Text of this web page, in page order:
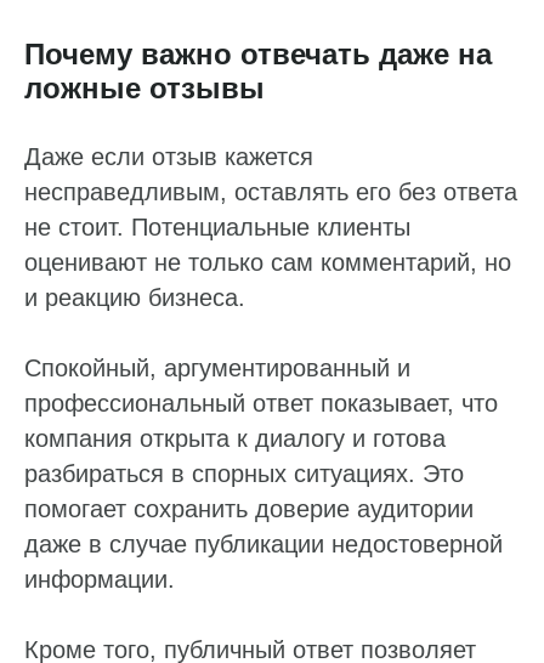
Почему важно отвечать даже на
ложные отзывы
Даже если отзыв кажется
несправедливым, оставлять его без ответа
не стоит. Потенциальные клиенты
оценивают не только сам комментарий, но
и реакцию бизнеса.
Спокойный, аргументированный и
профессиональный ответ показывает, что
компания открыта к диалогу и готова
разбираться в спорных ситуациях. Это
помогает сохранить доверие аудитории
даже в случае публикации недостоверной
информации.
Кроме того, публичный ответ позволяет